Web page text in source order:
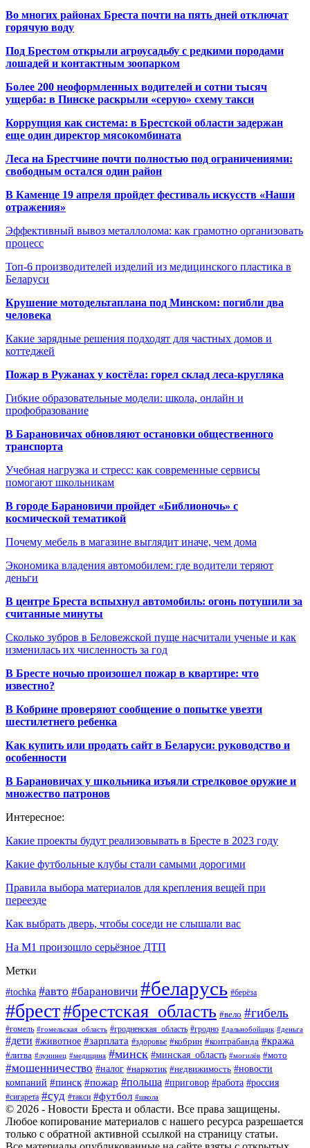
Во многих районах Бреста почти на пять дней отключат
горячую воду
Под Брестом открыли агроусадьбу с редкими породами
лошадей и контактным зоопарком
Более 200 неоформленных водителей и сотни тысяч
ущерба: в Пинске раскрыли «серую» схему такси
Коррупция как система: в Брестской области задержан
еще один директор мясокомбината
Леса на Брестчине почти полностью под ограничениями:
свободным остался один район
В Каменце 19 апреля пройдет фестиваль искусств «Наши
отражения»
Эффективный вывоз металлолома: как грамотно организовать
процесс
Топ-6 производителей изделий из медицинского пластика в
Беларуси
Крушение мотодельтаплана под Минском: погибли два
человека
Какие зарядные решения подходят для частных домов и
коттеджей
Пожар в Ружанах у костёла: горел склад леса-кругляка
Гибкие образовательные модели: школа, онлайн и
профобразование
В Барановичах обновляют остановки общественного
транспорта
Учебная нагрузка и стресс: как современные сервисы
помогают школьникам
В городе Барановичи пройдет «Библионочь» с
космической тематикой
Почему мебель в магазине выглядит иначе, чем дома
Экономика владения автомобилем: где водители теряют
деньги
В центре Бреста вспыхнул автомобиль: огонь потушили за
считанные минуты
Сколько зубров в Беловежской пуще насчитали ученые и как
изменилась их численность за год
В Бресте ночью произошел пожар в квартире: что
известно?
В Кобрине проверяют сообщение о попытке увезти
шестилетнего ребенка
Как купить или продать сайт в Беларуси: руководство и
особенности
В Барановичах у школьника изъяли стрелковое оружие и
множество патронов
Интересное:
Какие проекты будут реализовывать в Бресте в 2023 году
Какие футбольные клубы стали самыми дорогими
Правила выбора материалов для крепления вещей при
переезде
Как выбрать дверь, чтобы соседи не слышали вас
На М1 произошло серьёзное ДТП
Метки
#tochka #авто #барановичи #беларусь #берёза
#брест#брестская_область #вело #гибель
#гомель #гомельская_область #гродненская_область #гродно #дальнобойщик #деньга
#дети #животное #зарплата #здоровье #кобрин #контрабанда #кража
#литва #лунинец #медицина #минск #минская_область #могилёв #мото
#мошенничество #налог #наркотик #недвижимость #новости
компаний #пинск #пожар #польша #приговор #работа #россия
#сигарета #суд #такси #футбол #школа
© 2026 - Новости Бреста и области. Все права защищены.
Любое копирование материалов с нашего ресурса разрешается
только с обратной активной ссылкой на страницу статьи.